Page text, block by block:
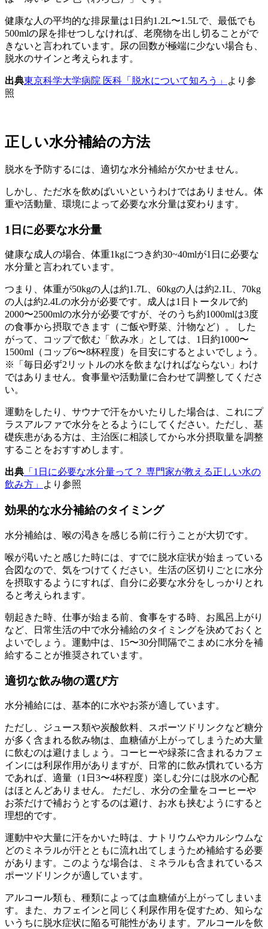
健康な人の平均的な排尿量は1日約1.2L〜1.5Lで、最低でも
500mlの尿を排せつしなければ、老廃物を出し切ることがで
きないと言われています。尿の回数が極端に少ない場合も、
脱水のサインと考えられます。
出典東京科学大学病院 医科「脱水について知ろう」
より参
照
正しい水分補給の方法
脱水を予防するには、適切な水分補給が欠かせません。
しかし、ただ水を飲めばいいというわけではありません。体
重や活動量、環境によって必要な水分量は変わります。
1日に必要な水分量
健康な成人の場合、体重1kgにつき約30~40mlが1日に必要な
水分量と言われています。
つまり、体重が50kgの人は約1.7L、60kgの人は約2.1L、70kg
の人は約2.4Lの水分が必要です。成人は1日トータルで約
2000〜2500mlの水分が必要ですが、そのうち約1000mlは3度
の食事から摂取できます（ご飯や野菜、汁物など）。 した
がって、コップで飲む「飲み水」としては、1日約1000〜
1500ml（コップ6〜8杯程度）を目安にするとよいでしょう。
※「毎日必ず2リットルの水を飲まなければならない」わけ
ではありません。食事量や活動量に合わせて調整してくださ
い。
運動をしたり、サウナで汗をかいたりした場合は、これにプ
ラスアルファで水分をとるようにしてください。ただし、基
礎疾患がある方は、主治医に相談してから水分摂取量を調整
することをおすすめします。
出典 「1日に必要な水分量って？ 専門家が教える正しい水の
飲み方」
より参照
効果的な水分補給のタイミング
水分補給は、喉の渇きを感じる前に行うことが大切です。
喉が渇いたと感じた時には、すでに脱水症状が始まっている
合図なので、気をつけてください。生活の区切りごとに水分
を摂取するようにすれば、自分に必要な水分をしっかりとれ
ると考えられます。
朝起きた時、仕事が始まる前、食事をする時、お風呂上がり
など、日常生活の中で水分補給のタイミングを決めておくと
よいでしょう。運動中は、15〜30分間隔でこまめに水分を補
給することが推奨されています。
適切な飲み物の選び方
水分補給には、基本的に水やお茶が適しています。
ただし、ジュース類や炭酸飲料、スポーツドリンクなど糖分
が多く含まれる飲み物は、血糖値が上がってしまうため大量
に飲むのは避けましょう。コーヒーや緑茶に含まれるカフェ
インには利尿作用がありますが、日常的に飲み慣れている方
であれば、適量（1日3〜4杯程度）楽しむ分には脱水の心配
はほとんどありません。 ただし、水分の全量をコーヒーや
お茶だけで補おうとするのは避け、お水も挟むようにすると
理想的です。
運動中や大量に汗をかいた時は、ナトリウムやカルシウムな
どのミネラルが汗とともに流れ出てしまうため補給する必要
があります。このような場合は、ミネラルも含まれているス
ポーツドリンクが適しています。
アルコール類も、種類によっては血糖値が上がってしまいま
す。また、カフェインと同じく利尿作用を促すため、知らな
いうちに脱水症状に陥る可能性があります。アルコールを飲